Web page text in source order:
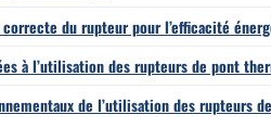
du rupteur pour l’efficacité
à l’utilisation des rupteurs de pont
de l’utilisation des rupteurs